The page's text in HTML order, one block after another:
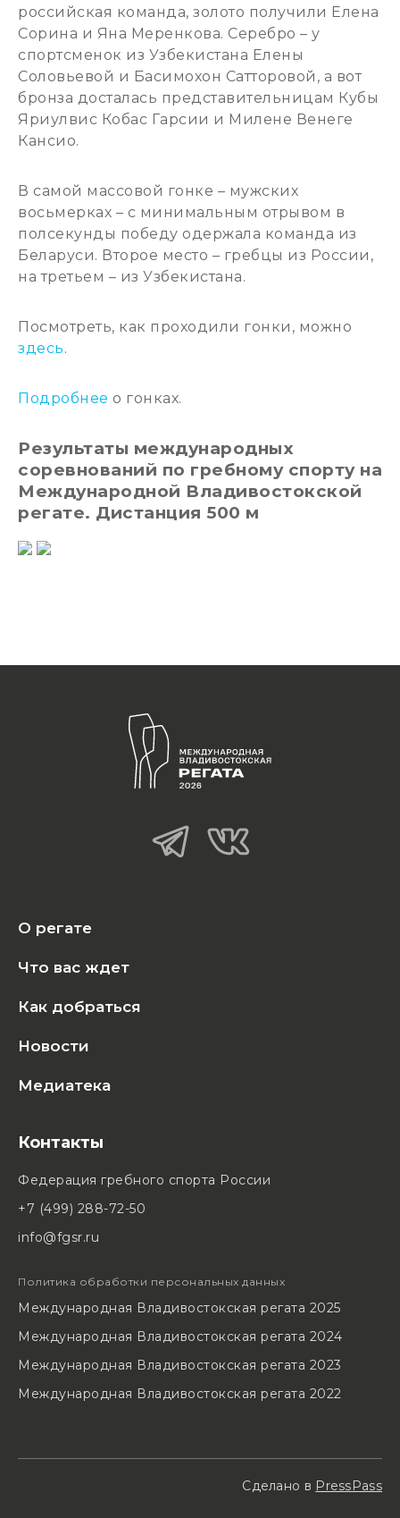
российская команда, золото получили Елена
Сорина и Яна Меренкова. Серебро – у
спортсменок из Узбекистана Елены
Соловьевой и Басимохон Сатторовой, а вот
бронза досталась представительницам Кубы
Яриулвис Кобас Гарсии и Милене Венеге
Кансио.
В самой массовой гонке – мужских
восьмерках – с минимальным отрывом в
полсекунды победу одержала команда из
Беларуси. Второе место – гребцы из России,
на третьем – из Узбекистана.
Посмотреть, как проходили гонки, можно
здесь.
Подробнее о гонках.
Результаты международных
соревнований по гребному спорту на
Международной Владивостокской
регате. Дистанция 500 м
О регате
Что вас ждет
Как добраться
Новости
Медиатека
Контакты
Федерация гребного спорта России
+7 (499) 288-72-50
info@fgsr.ru
Политика обработки персональных данных
Международная Владивостокская регата 2025
Международная Владивостокская регата 2024
Международная Владивостокская регата 2023
Международная Владивостокская регата 2022
Сделано в PressPass